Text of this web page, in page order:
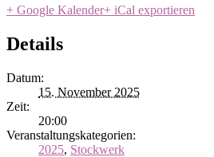
+ Google Kalender+ iCal exportieren
Details
Datum:
15. November 2025
Zeit:
20:00
Veranstaltungskategorien:
2025, Stockwerk